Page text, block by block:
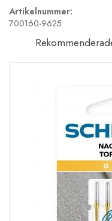
Artikelnummer:
700160-9625